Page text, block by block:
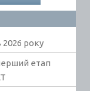
року
етап